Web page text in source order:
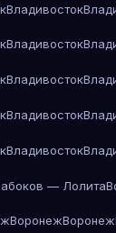
Владивосток
Владивосток
Владивосток
Владивосток
Владивосток
— Лолита
ВоронежВоронеж